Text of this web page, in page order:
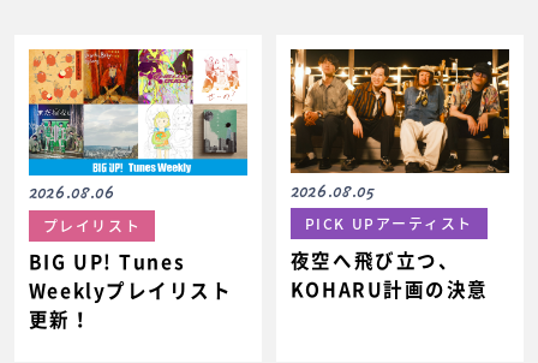
2026.08.06
プレイリスト
BIG UP! Tunes
Weeklyプレイリスト
更新！
2026.08.05
PICK UPアーティスト
夜空へ飛び立つ、
KOHARU計画の決意